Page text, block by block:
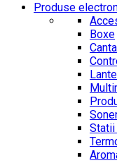
Produse
Boxe